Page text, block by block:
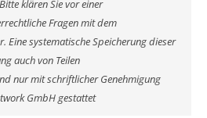
klären Sie vor einer
Fragen mit dem
Eine systematische Speicherung dieser
auch von Teilen
nur mit schriftlicher Genehmigung
GmbH gestattet